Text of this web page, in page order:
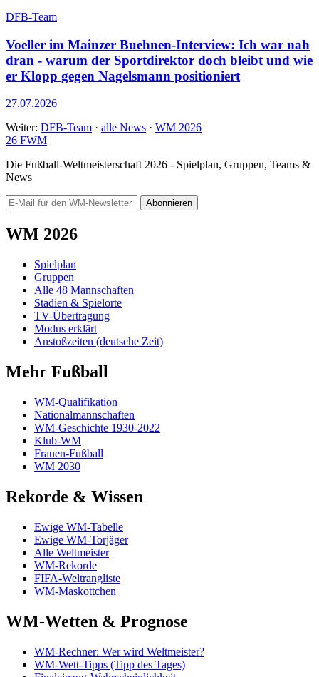
DFB-Team
Voeller im Mainzer Buehnen-Interview: Ich war nah
dran - warum der Sportdirektor doch bleibt und wie
er Klopp gegen Nagelsmann positioniert
27.07.2026
Weiter: DFB-Team · alle News · WM 2026
26 FWM
Die Fußball-Weltmeisterschaft 2026 - Spielplan, Gruppen, Teams &
News
Abonnieren
WM 2026
Spielplan
Gruppen
Alle 48 Mannschaften
Stadien & Spielorte
TV-Übertragung
Modus erklärt
Anstoßzeiten (deutsche Zeit)
Mehr Fußball
WM-Qualifikation
Nationalmannschaften
WM-Geschichte 1930-2022
Klub-WM
Frauen-Fußball
WM 2030
Rekorde & Wissen
Ewige WM-Tabelle
Ewige WM-Torjäger
Alle Weltmeister
WM-Rekorde
FIFA-Weltrangliste
WM-Maskottchen
WM-Wetten & Prognose
WM-Rechner: Wer wird Weltmeister?
WM-Wett-Tipps (Tipp des Tages)